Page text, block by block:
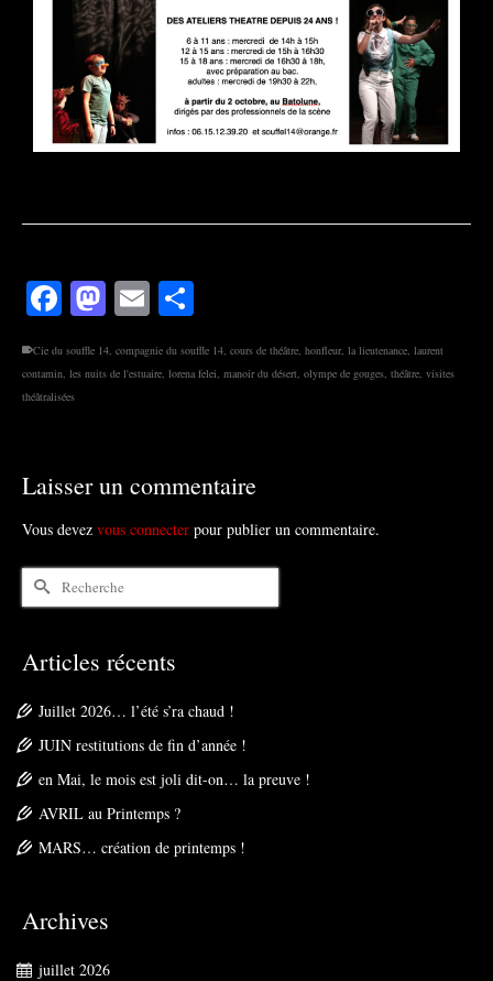
Facebook
Mastodon
Email
Cie du souffle 14 compagnie du souffle 14 cours de théâtre honfleur la lieutenance laurent
contamin les nuits de l'estuaire lorena felei manoir du désert olympe de gouges théâtre visites
théâtralisées
Laisser un commentaire
Vous devez vous connecter pour publier un commentaire.
Rechercher :
Articles récents
Juillet 2026… l’été s’ra chaud !
JUIN restitutions de fin d’année !
en Mai, le mois est joli dit-on… la preuve !
AVRIL au Printemps ?
MARS… création de printemps !
Archives
juillet 2026